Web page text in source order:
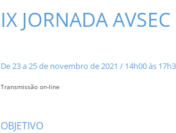
IX JORNADA AVSEC
De 23 a 25 de novembro de 2021 / 14h00 às
Transmissão on-line
OBJETIVO